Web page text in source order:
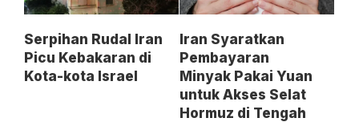
Serpihan Rudal Iran
Picu Kebakaran di
Kota-kota Israel
Iran Syaratkan
Pembayaran
Minyak Pakai Yuan
untuk Akses Selat
Hormuz di Tengah